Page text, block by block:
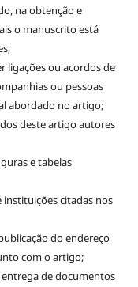
na obtenção e
o manuscrito está
ligações ou acordos de
ou pessoas
abordado no artigo;
deste artigo autores
e tabelas
instituições citadas nos
do endereço
com o artigo;
de documentos